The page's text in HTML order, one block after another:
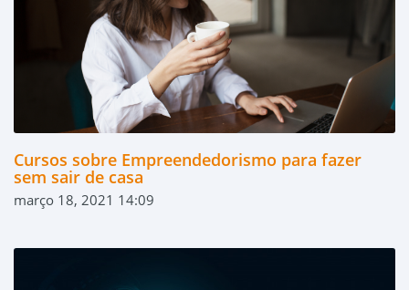
Cursos sobre Empreendedorismo para fazer
sem sair de casa
março 18, 2021 14:09